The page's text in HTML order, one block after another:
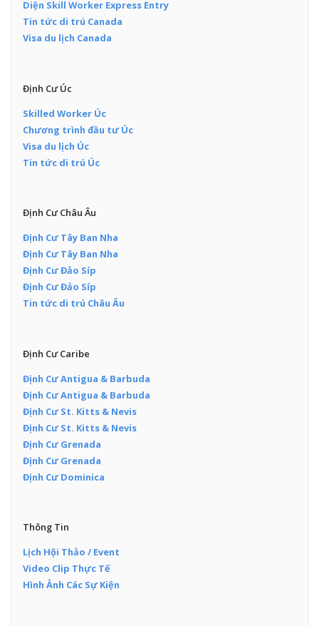
Diện Skill Worker Express Entry
Tin tức di trú Canada
Visa du lịch Canada
Định Cư Úc
Skilled Worker Úc
Chương trình đầu tư Úc
Visa du lịch Úc
Tin tức di trú Úc
Định Cư Châu Âu
Định Cư Tây Ban Nha
Định Cư Tây Ban Nha
Định Cư Đảo Síp
Định Cư Đảo Síp
Tin tức di trú Châu Âu
Định Cư Caribe
Định Cư Antigua & Barbuda
Định Cư Antigua & Barbuda
Định Cư St. Kitts & Nevis
Định Cư St. Kitts & Nevis
Định Cư Grenada
Định Cư Grenada
Định Cư Dominica
Thông Tin
Lịch Hội Thảo / Event
Video Clip Thực Tế
Hình Ảnh Các Sự Kiện